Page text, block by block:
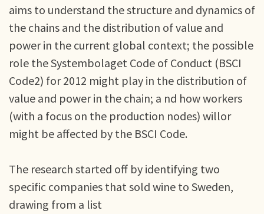
aims to understand the structure and dynamics of
the chains and the distribution of value and
power in the current global context; the possible
role the Systembolaget Code of Conduct (BSCI
Code2) for 2012 might play in the distribution of
value and power in the chain; a nd how workers
(with a focus on the production nodes) willor
might be affected by the BSCI Code.
The research started off by identifying two
specific companies that sold wine to Sweden,
drawing from a list